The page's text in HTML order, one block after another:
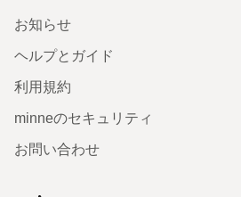
お知らせ
ヘルプとガイド
利用規約
minneのセキュリティ
お問い合わせ